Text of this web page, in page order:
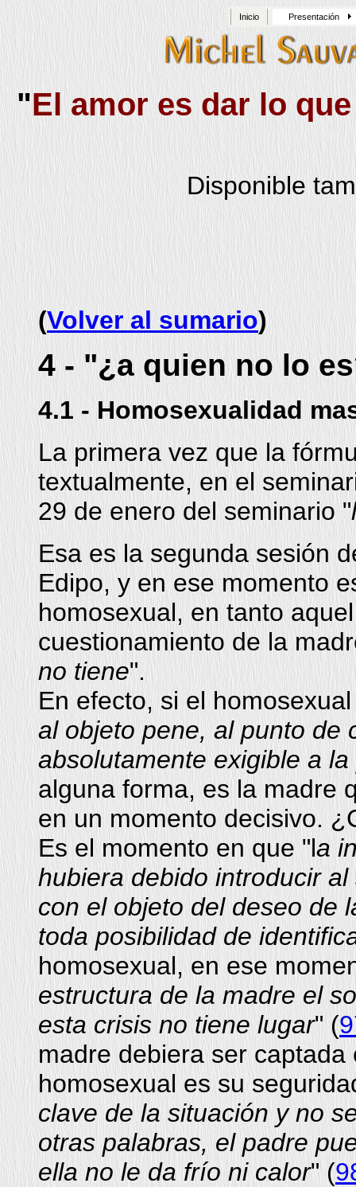
Inicio Presentación
"El amor es dar lo
Disponible
(Volver al sumario)
4 - "¿a quien no lo
4.1 - Homosexualidad
La primera vez que la
textualmente, en el
29 de enero del seminario "
Esa es la segunda sesión
Edipo, y en ese momento
homosexual, en tanto
cuestionamiento de la
no tiene".
En efecto, si el
al objeto pene, al punto de
absolutamente exigible a
alguna forma, es la madre
en un momento decisivo.
Es el momento en que "la
hubiera debido introducir
con el objeto del deseo de
toda posibilidad de
homosexual, en ese
estructura de la madre el
esta crisis no tiene lugar" (
madre debiera ser
homosexual es su
clave de la situación y no
otras palabras, el padre
ella no le da frío ni calor" (